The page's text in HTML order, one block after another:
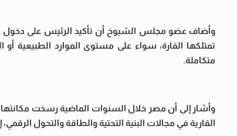
وأضاف عضو مجلس الشيوخ أن تأكيد الرئيس على دخول
تمتلكها القارة، سواء على مستوى الموارد الطبيعية
متكاملة.
وأشار إلى أن مصر خلال السنوات الماضية رسخت
القارية في مجالات البنية التحتية والطاقة والتحول